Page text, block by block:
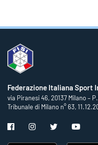
Federazione Italiana Sport
via Piranesi 46, 20137 Milano –
Tribunale di Milano n° 63,